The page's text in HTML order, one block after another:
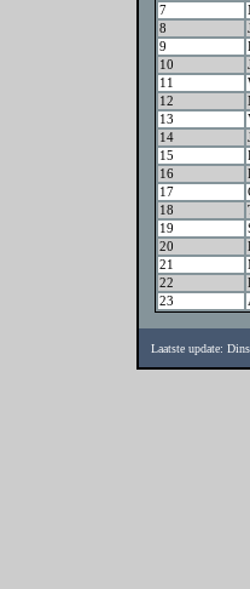
7
8
9
10
11
12
13
14
15
16
17
18
19
20
21
22
23
Laatste update: